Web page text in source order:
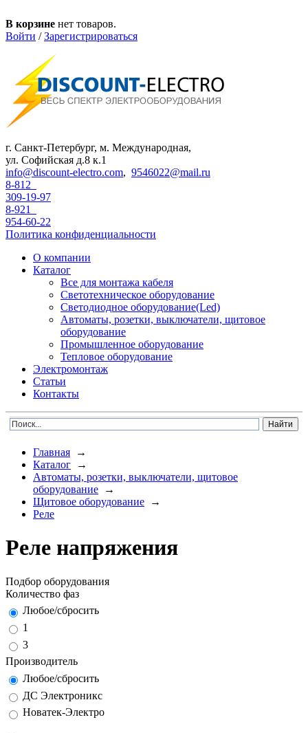
В корзине нет товаров.
Войти / Зарегистрироваться
г. Санкт-Петербург, м. Международная,
ул. Софийская д.8 к.1
info@discount-electro.com, 9546022@mail.ru
8-812
309-19-97
8-921
954-60-22
Политика конфиденциальности
О компании
Каталог
Все для монтажа кабеля
Светотехническое оборудование
Светодиодное оборудование(Led)
Автоматы, розетки, выключатели, щитовое
оборудование
Промышленное оборудование
Тепловое оборудование
Электромонтаж
Статьи
Контакты
Главная →
Каталог →
Автоматы, розетки, выключатели, щитовое
оборудование →
Щитовое оборудование →
Реле
Реле напряжения
Подбор оборудования
Количество фаз
Любое/сбросить
1
3
Производитель
Любое/сбросить
ДС Электроникс
Новатек-Электро